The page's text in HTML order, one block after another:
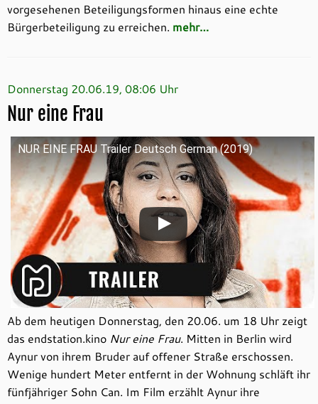
vorgesehenen Beteiligungsformen hinaus eine echte
Bürgerbeteiligung zu erreichen. mehr…
Donnerstag 20.06.19, 08:06 Uhr
Nur eine Frau
NUR EINE FRAU Trailer Deutsch German (2019)
Ab dem heutigen Donnerstag, den 20.06. um 18 Uhr zeigt
das endstation.kino Nur eine Frau. Mitten in Berlin wird
Aynur von ihrem Bruder auf offener Straße erschossen.
Wenige hundert Meter entfernt in der Wohnung schläft ihr
fünfjähriger Sohn Can. Im Film erzählt Aynur ihre